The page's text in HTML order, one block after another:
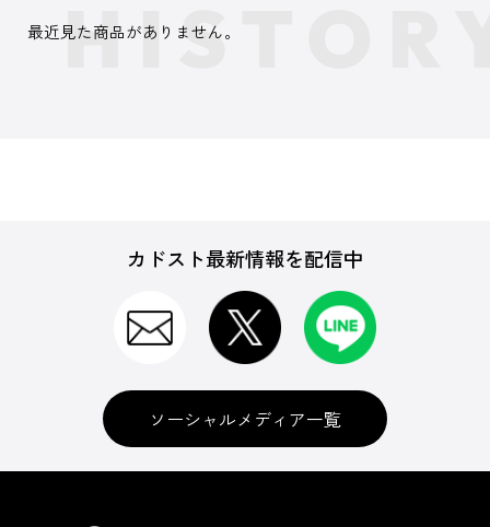
最近見た商品がありません。
カドスト最新情報を配信中
ソーシャルメディア一覧